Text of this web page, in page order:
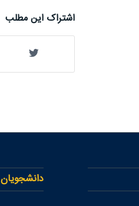
اشتراک این مطلب
دانشجویان